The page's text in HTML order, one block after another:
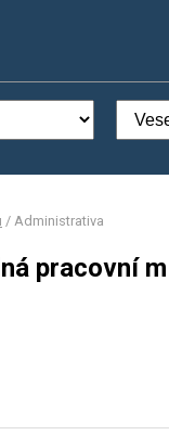
/ Administrativa
pracovní